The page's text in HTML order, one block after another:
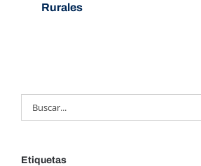
Rurales
Buscar:
Etiquetas